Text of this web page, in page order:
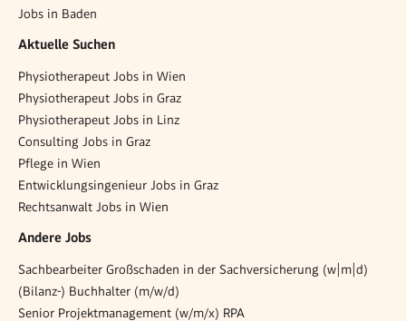
Jobs in Baden
Aktuelle Suchen
Physiotherapeut Jobs in Wien
Physiotherapeut Jobs in Graz
Physiotherapeut Jobs in Linz
Consulting Jobs in Graz
Pflege in Wien
Entwicklungsingenieur Jobs in Graz
Rechtsanwalt Jobs in Wien
Andere Jobs
Sachbearbeiter Großschaden in der Sachversicherung (w|m|d)
(Bilanz-) Buchhalter (m/w/d)
Senior Projektmanagement (w/m/x) RPA